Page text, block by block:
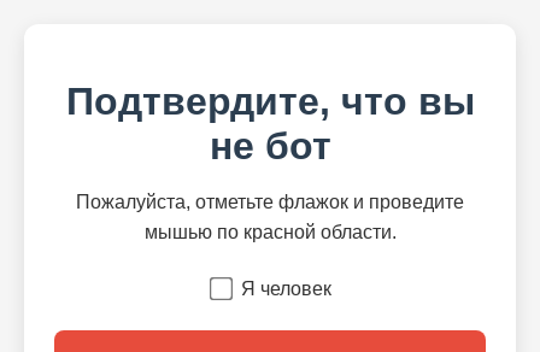
Подтвердите, что вы
не бот
Пожалуйста, отметьте флажок и проведите
мышью по красной области.
Я человек